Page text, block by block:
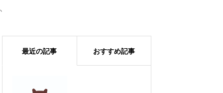
最近の記事 おすすめ記事